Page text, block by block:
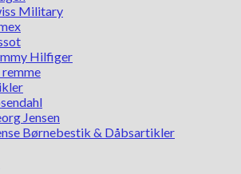
Military
Hilfiger
remme
Jensen
Børnebestik & Dåbsartikler